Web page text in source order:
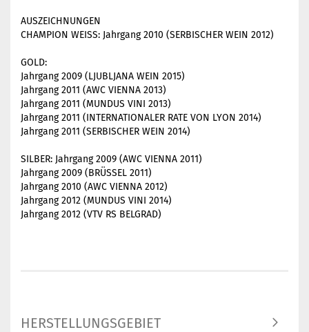
AUSZEICHNUNGEN
CHAMPION WEISS: Jahrgang 2010 (SERBISCHER WEIN 2012)
GOLD:
Jahrgang 2009 (LJUBLJANA WEIN 2015)
Jahrgang 2011 (AWC VIENNA 2013)
Jahrgang 2011 (MUNDUS VINI 2013)
Jahrgang 2011 (INTERNATIONALER RATE VON LYON 2014)
Jahrgang 2011 (SERBISCHER WEIN 2014)
SILBER: Jahrgang 2009 (AWC VIENNA 2011)
Jahrgang 2009 (BRÜSSEL 2011)
Jahrgang 2010 (AWC VIENNA 2012)
Jahrgang 2012 (MUNDUS VINI 2014)
Jahrgang 2012 (VTV RS BELGRAD)
HERSTELLUNGSGEBIET